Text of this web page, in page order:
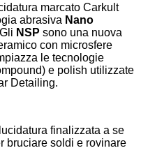
marcato Carkult
abrasiva Nano
NSP sono una nuova
con microsfere
le tecnologie
e polish utilizzate
Detailing.
finalizzata a se
bruciare soldi e rovinare